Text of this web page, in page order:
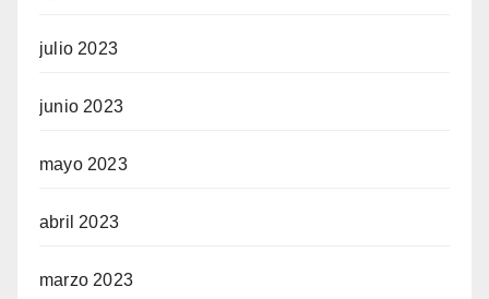
julio 2023
junio 2023
mayo 2023
abril 2023
marzo 2023